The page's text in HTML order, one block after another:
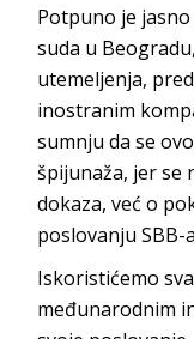
Potpuno je
suda u
utemeljenja,
inostranim
sumnju da se
špijunaža, jer se
dokaza, već o
poslovanju
Iskoristićemo
međunarodnim